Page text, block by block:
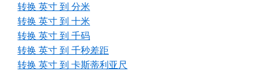
转换 英寸 到 分米
转换 英寸 到 十米
转换 英寸 到 千码
转换 英寸 到 千秒差距
转换 英寸 到 卡斯蒂利亚尺